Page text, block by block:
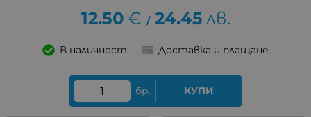
12.50 € / 24.45 лв.
В наличност Доставка и плащане
бр. КУПИ